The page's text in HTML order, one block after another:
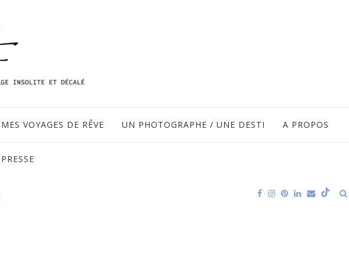
MES VOYAGES DE RÊVE UN PHOTOGRAPHE / UNE DESTI A PROPOS
PRESSE